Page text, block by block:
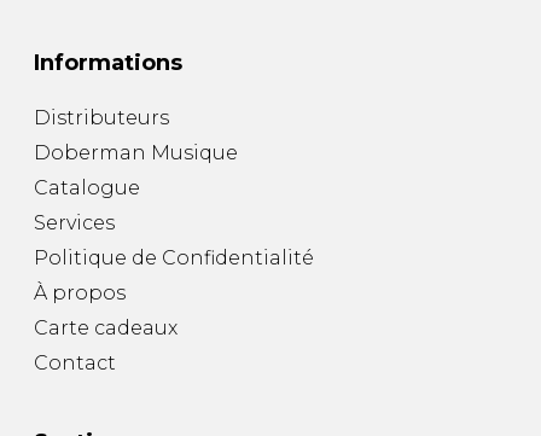
Informations
Distributeurs
Doberman Musique
Catalogue
Services
Politique de Confidentialité
À propos
Carte cadeaux
Contact